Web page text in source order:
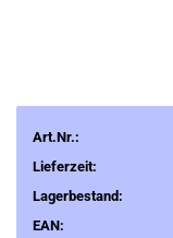
Art.Nr.:
Lieferzeit:
Lagerbestand:
EAN: